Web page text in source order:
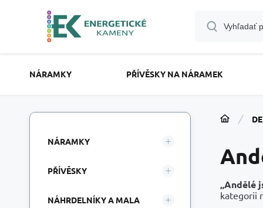
NÁRAMKY PŘÍVĚSKY NA NÁRAMEK
„Andělé
kategorii
NÁRAMKY
PŘÍVĚSKY
NÁHRDELNÍKY A MALA